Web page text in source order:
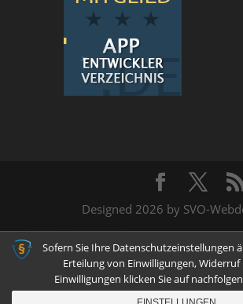
Designed 2026 by SVO-
Sofern Sie Ihre Datenschutzeinstellungen
Erteilung von Einwilligungen,
Einwilligungen klicken Sie auf